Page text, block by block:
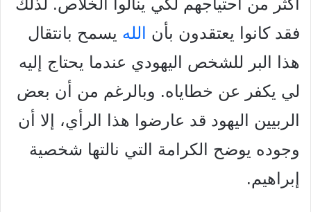
أكثر من احتياجهم لكي ينالوا الخلاص. لذلك
فقد كانوا يعتقدون بأن
الله يسمح بانتقال
هذا البر للشخص اليهودي عندما يحتاج إليه
لي يكفر عن خطاياه. وبالرغم من أن بعض
الربيين اليهود قد عارضوا هذا الرأي، إلا أن
وجوده يوضح الكرامة التي نالتها شخصية
إبراهيم.